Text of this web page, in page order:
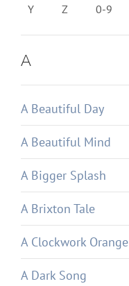
Y
Z 0-9
A
A Beautiful Day
A Beautiful Mind
A Bigger Splash
A Brixton Tale
A Clockwork Orange
A Dark Song